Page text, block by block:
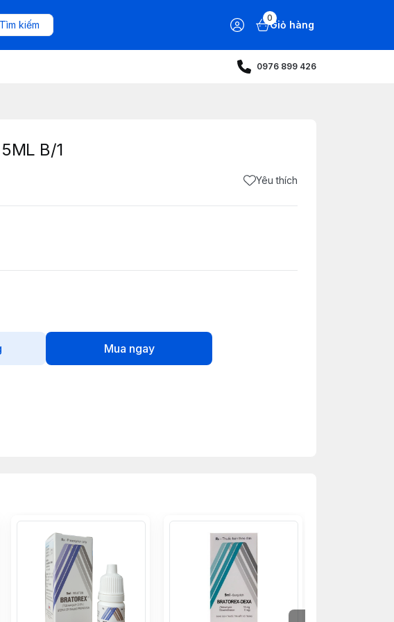
Tìm kiếm
0
Giỏ hàng
0976 899 426
B/1
Yêu thích
Mua ngay